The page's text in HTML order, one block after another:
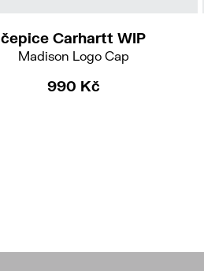
čepice Carhartt WIP
Madison Logo Cap
990 Kč